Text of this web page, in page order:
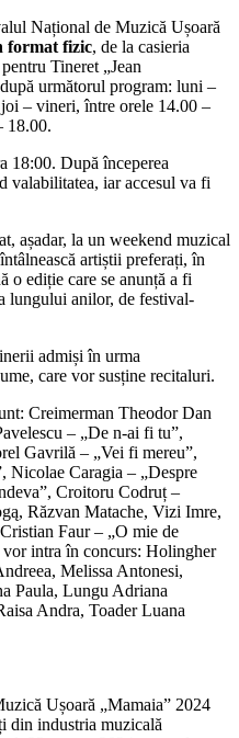
Național de Muzică Ușoară
format fizic, de la casieria
Tineret „Jean
următorul program: luni –
– vineri, între orele 14.00 –
18.00.
18:00. După începerea
valabilitatea, iar accesul va fi
așadar, la un weekend muzical
artiștii preferați, în
o ediție care se anunță a fi
lungului anilor, de festival-
admiși în urma
care vor susține recitaluri.
Creimerman Theodor Dan
– „De n-ai fi tu”,
Gavrilă – „Vei fi mereu”,
Nicolae Caragia – „Despre
Croitoru Codruț –
Răzvan Matache, Vizi Imre,
Faur – „O mie de
intra în concurs: Holingher
Melissa Antonesi,
Paula, Lungu Adriana
Andra, Toader Luana
Ușoară „Mamaia” 2024
din industria muzicală